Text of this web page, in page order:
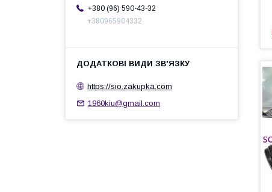
+380 (96) 590-43-32
+380965904332
https://sio.zakupka.com
1960kiu@gmail.com